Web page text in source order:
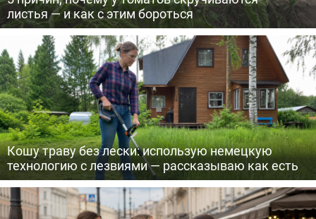
листья — и как с этим бороться
Кошу траву без лески: использую немецкую
технологию с лезвиями — рассказываю как есть